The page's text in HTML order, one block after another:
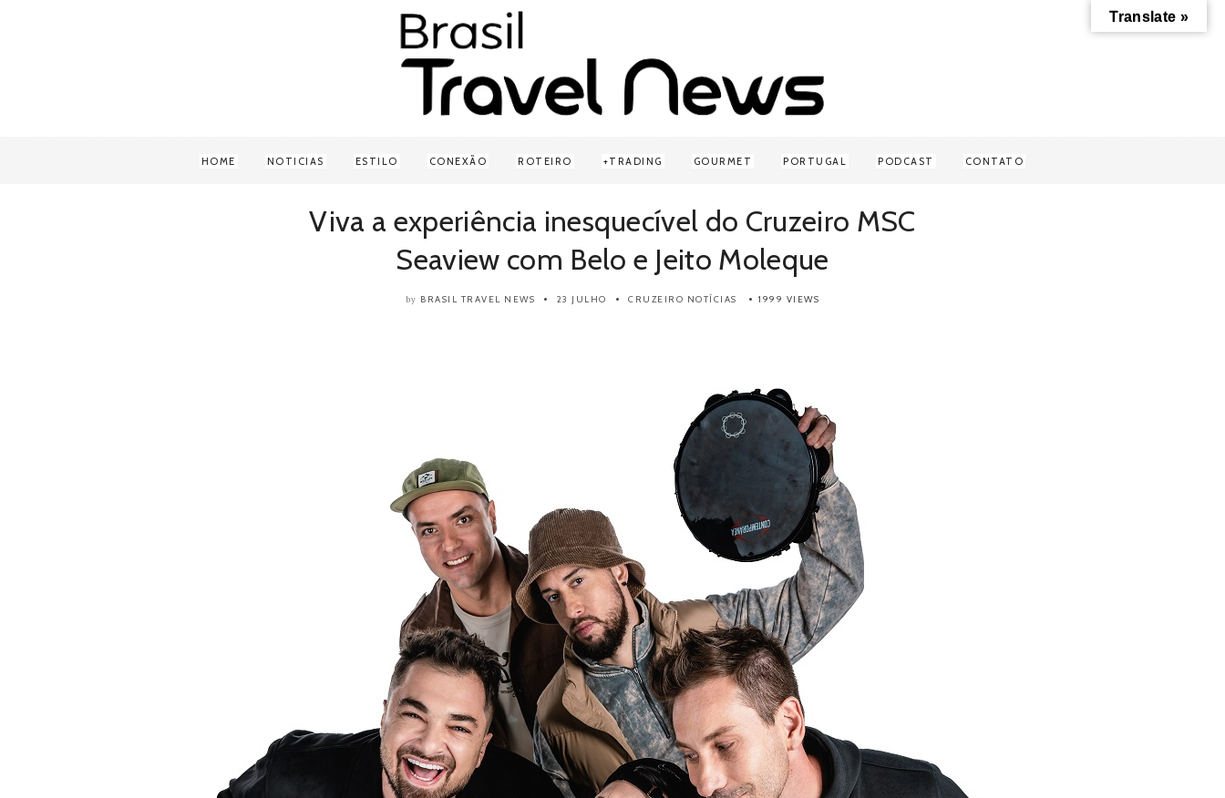
HOME NOTICIAS ESTILO CONEXÃO ROTEIRO TRADING GOURMET PORTUGAL PODCAST CONTATO
Viva a experiência inesquecível do Cruzeiro MSC
Seaview com Belo e Jeito Moleque
by BRASIL TRAVEL NEWS 23 JULHO CRUZEIRO NOTÍCIAS 1999 VIEWS
Translate »